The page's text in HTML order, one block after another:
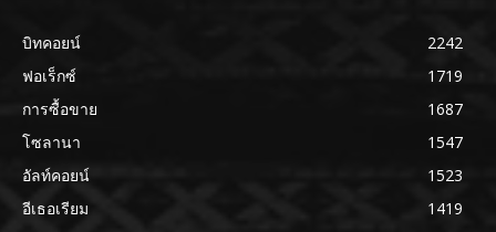
บิทคอยน์
2242
ฟอเร็กซ์
1719
การซื้อขาย
1687
โซลานา
1547
อัลท์คอยน์
1523
อีเธอเรียม
1419